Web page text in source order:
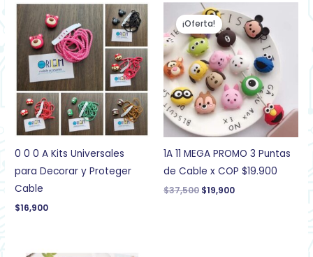
0 0 0 A Kits Universales
para Decorar y Proteger
Cable
$16,900
¡Oferta!
1A 11 MEGA PROMO 3 Puntas
de Cable x COP $19.900
$37,500
El
precio
original
era:
$37,500.
$19,900
precio
actual
es:
$19,900.